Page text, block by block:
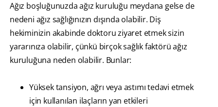
Ağız boşluğunuzda ağız kuruluğu meydana gelse de
nedeni ağız sağlığınızın dışında olabilir. Diş
hekiminizin akabinde doktoru ziyaret etmek sizin
yararınıza olabilir, çünkü birçok sağlık faktörü ağız
kuruluğuna neden olabilir. Bunlar:
Yüksek tansiyon, ağrı veya astımı tedavi etmek
için kullanılan ilaçların yan etkileri